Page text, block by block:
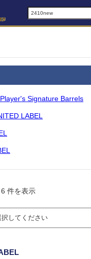
Signature Barrels
LABEL
6 件を表示